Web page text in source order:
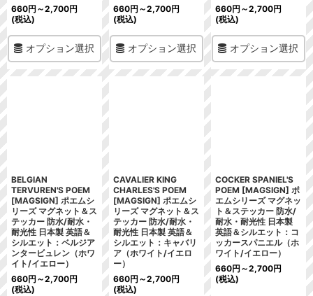
660円 ～2,700円
(税込)
オプション選択
660円 ～2,700円
(税込)
オプション選択
660円 ～2,700円
(税込)
オプション選択
BELGIAN
TERVUREN'S POEM
[MAGSIGN] ポエムシ
リーズ マグネット＆ス
テッカー 防水/耐水・
耐光性 日本製 英語＆
シルエット：ベルジア
ンタービュレン（ホワ
イト/イエロー）
660円 ～2,700円
(税込)
CAVALIER KING
CHARLES'S POEM
[MAGSIGN] ポエムシ
リーズ マグネット＆ス
テッカー 防水/耐水・
耐光性 日本製 英語＆
シルエット：キャバリ
ア（ホワイト/イエロ
ー）
660円 ～2,700円
(税込)
COCKER SPANIEL'S
POEM [MAGSIGN] ポ
エムシリーズ マグネッ
ト＆ステッカー 防水/
耐水・耐光性 日本製
英語＆シルエット：コ
ッカースパニエル（ホ
ワイト/イエロー）
660円 ～2,700円
(税込)